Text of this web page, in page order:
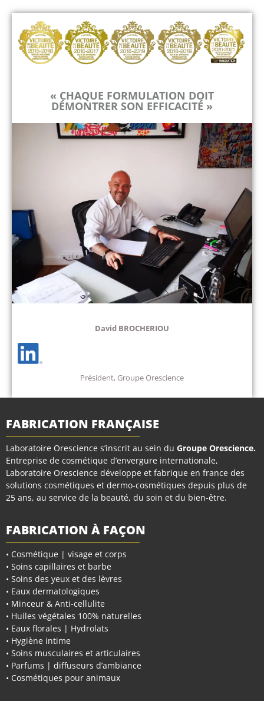
« CHAQUE FORMULATION DOIT
DÉMONTRER SON EFFICACITÉ »
David BROCHERIOU
Président, Groupe Orescience
FABRICATION FRANÇAISE
Laboratoire Orescience s’inscrit au sein du Groupe Orescience.
Entreprise de cosmétique d’envergure internationale,
Laboratoire Orescience développe et fabrique en france des
solutions cosmétiques et dermo-cosmétiques depuis plus de
25 ans, au service de la beauté, du soin et du bien-être.
FABRICATION À FAÇON
• Cosmétique | visage et corps
• Soins capillaires et barbe
• Soins des yeux et des lèvres
• Eaux dermatologiques
• Minceur & Anti-cellulite
• Huiles végétales 100% naturelles
• Eaux florales | Hydrolats
• Hygiène intime
• Soins musculaires et articulaires
• Parfums | diffuseurs d’ambiance
• Cosmétiques pour animaux